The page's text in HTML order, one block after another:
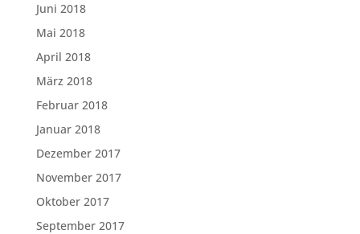
Juni 2018
Mai 2018
April 2018
März 2018
Februar 2018
Januar 2018
Dezember 2017
November 2017
Oktober 2017
September 2017